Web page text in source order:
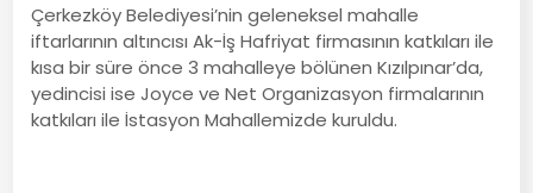
Çerkezköy Belediyesi’nin geleneksel mahalle
iftarlarının altıncısı Ak-İş Hafriyat firmasının katkıları ile
kısa bir süre önce 3 mahalleye bölünen Kızılpınar’da,
yedincisi ise Joyce ve Net Organizasyon firmalarının
katkıları ile İstasyon Mahallemizde kuruldu.